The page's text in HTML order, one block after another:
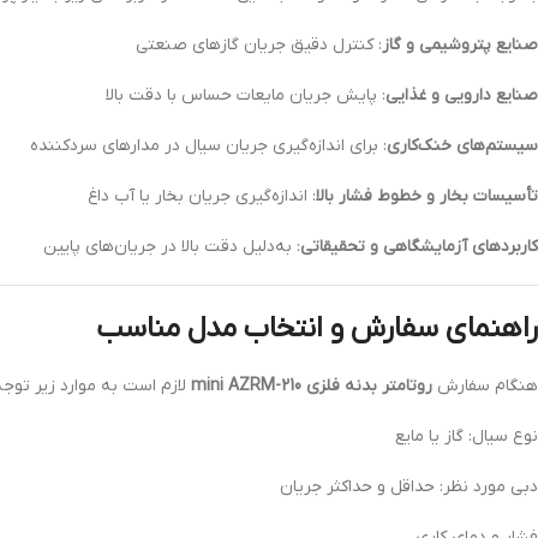
صنایع پتروشیمی و گاز: کنترل دقیق جریان گازهای صنعتی
صنایع دارویی و غذایی: پایش جریان مایعات حساس با دقت بالا
سیستم‌های خنک‌کاری: برای اندازه‌گیری جریان سیال در مدارهای سردکننده
تأسیسات بخار و خطوط فشار بالا: اندازه‌گیری جریان بخار یا آب داغ
کاربردهای آزمایشگاهی و تحقیقاتی: به‌دلیل دقت بالا در جریان‌های پایین
راهنمای سفارش و انتخاب مدل مناسب
هنگام سفارش روتامتر بدنه فلزی mini AZRM-210 لازم است به موارد زیر
نوع سیال: گاز یا مایع
دبی مورد نظر: حداقل و حداکثر جریان